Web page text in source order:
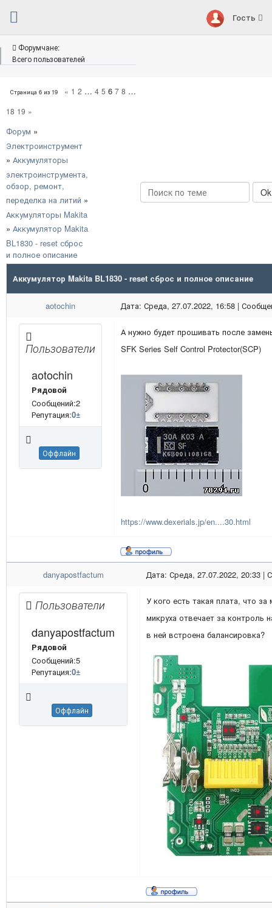
Гость
Форумчане:
Всего пользователей
Страница 6 из 19 « 1 2 … 4 5 6 7 8 …
18 19 »
Форум »
Электроинструмент
» Аккумуляторы
электроинструмента,
обзор, ремонт,
переделка на литий »
Аккумуляторы Makita
» Аккумулятор Makita
BL1830 - reset сброс
и полное описание
Аккумулятор Makita BL1830 - reset сброс и полное описание
aotochin Дата: Среда, 27.07.2022, 16:58 |
Пользователи
aotochin
Рядовой
Сообщений:2
Репутация:0±
Оффлайн
А нужно будет прошивать после
SFK Series Self Control Protector(SCP)
https://www.dexerials.jp/en....30.html
danyapostfactum Дата: Среда, 27.07.2022, 20:33 |
Пользователи
danyapostfactum
Рядовой
Сообщений:5
Репутация:0±
Оффлайн
У кого есть такая плата, что
микруха отвечает за контроль
в ней встроена балансировка?